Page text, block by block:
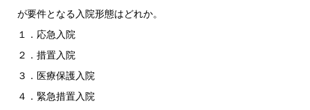
が要件となる入院形態はどれか。
１．応急入院
２．措置入院
３．医療保護入院
４．緊急措置入院